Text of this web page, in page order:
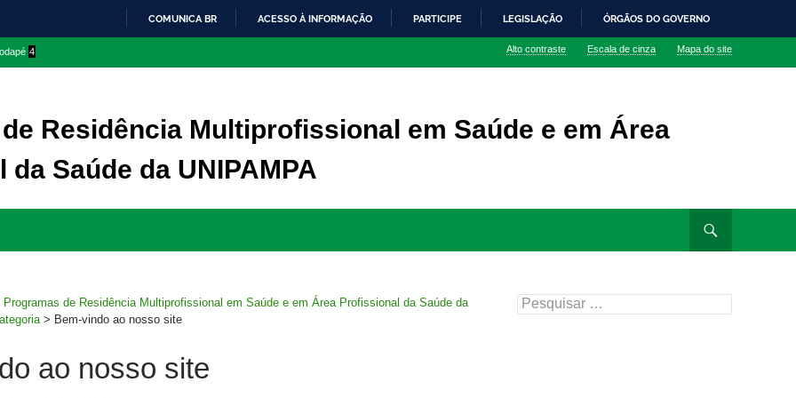
O
COMUNICA BR ACESSO À INFORMAÇÃO PARTICIPE LEGISLAÇÃO ÓRGÃOS DO GOVERNO
4 Alto contraste Escala de cinza Mapa do site
Residência Multiprofissional em Saúde e em Área
Saúde da UNIPAMPA
Programas de Residência Multiprofissional em Saúde e em Área Profissional da Saúde da
> Bem-vindo ao nosso site
ao nosso site
Pesquisar
por: